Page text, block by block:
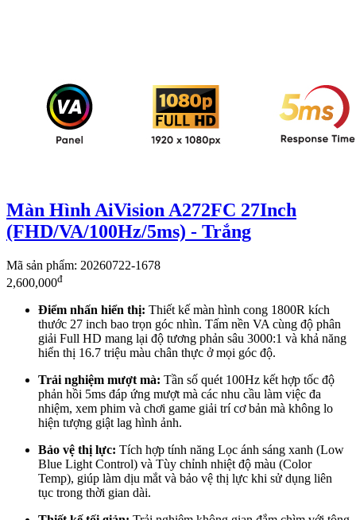
Màn Hình AiVision A272FC 27Inch
(FHD/VA/100Hz/5ms) - Trắng
Mã sản phẩm: 20260722-1678
2,600,000đ
Điểm nhấn hiển thị: Thiết kế màn hình cong 1800R kích
thước 27 inch bao trọn góc nhìn. Tấm nền VA cùng độ phân
giải Full HD mang lại độ tương phản sâu 3000:1 và khả năng
hiển thị 16.7 triệu màu chân thực ở mọi góc độ.
Trải nghiệm mượt mà: Tần số quét 100Hz kết hợp tốc độ
phản hồi 5ms đáp ứng mượt mà các nhu cầu làm việc đa
nhiệm, xem phim và chơi game giải trí cơ bản mà không lo
hiện tượng giật lag hình ảnh.
Bảo vệ thị lực: Tích hợp tính năng Lọc ánh sáng xanh (Low
Blue Light Control) và Tùy chỉnh nhiệt độ màu (Color
Temp), giúp làm dịu mắt và bảo vệ thị lực khi sử dụng liên
tục trong thời gian dài.